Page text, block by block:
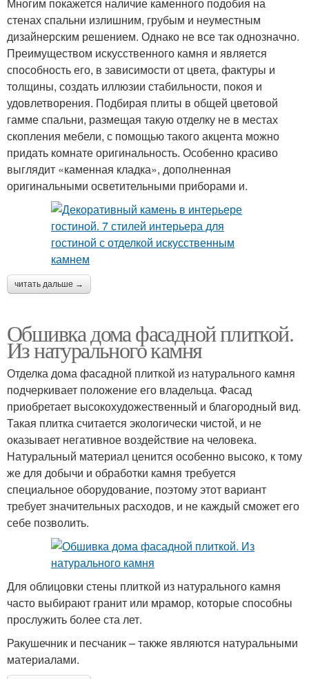
стенах спальни излишним, грубым и неуместным
дизайнерским решением. Однако не все так однозначно.
Преимуществом искусственного камня и является
способность его, в зависимости от цвета, фактуры и
толщины, создать иллюзии стабильности, покоя и
удовлетворения. Подбирая плиты в общей цветовой
гамме спальни, размещая такую отделку не в местах
скопления мебели, с помощью такого акцента можно
придать комнате оригинальность. Особенно красиво
выглядит «каменная кладка», дополненная
оригинальными осветительными приборами и.
читать дальше →
Обшивка дома фасадной плиткой.
Из натурального камня
Отделка дома фасадной плиткой из натурального камня
подчеркивает положение его владельца. Фасад
приобретает высокохудожественный и благородный вид.
Такая плитка считается экологически чистой, и не
оказывает негативное воздействие на человека.
Натуральный материал ценится особенно высоко, к тому
же для добычи и обработки камня требуется
специальное оборудование, поэтому этот вариант
требует значительных расходов, и не каждый сможет его
себе позволить.
Для облицовки стены плиткой из натурального камня
часто выбирают гранит или мрамор, которые способны
прослужить более ста лет.
Ракушечник и песчаник – также являются натуральными
материалами.